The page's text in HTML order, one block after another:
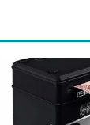
ا
ر